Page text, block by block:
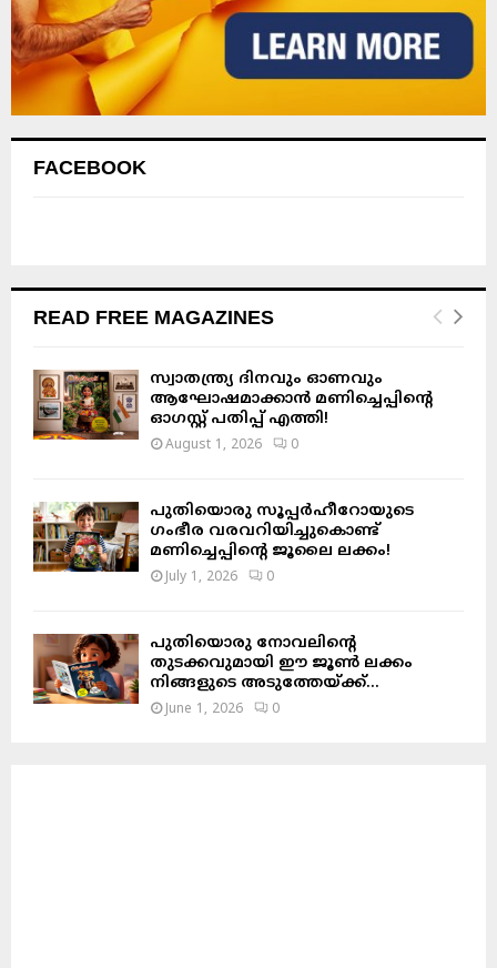
FACEBOOK
READ FREE MAGAZINES
സ്വാതന്ത്ര്യ ദിനവും ഓണവും
ആഘോഷമാക്കാൻ മണിച്ചെപ്പിന്റെ
ഓഗസ്റ്റ് പതിപ്പ് എത്തി!
August 1, 2026 0
പുതിയൊരു സൂപ്പർഹീറോയുടെ
ഗംഭീര വരവറിയിച്ചുകൊണ്ട്
മണിച്ചെപ്പിന്റെ ജൂലൈ ലക്കം!
July 1, 2026 0
പുതിയൊരു നോവലിന്റെ
തുടക്കവുമായി ഈ ജൂൺ ലക്കം
നിങ്ങളുടെ അടുത്തേയ്ക്ക്…
June 1, 2026 0